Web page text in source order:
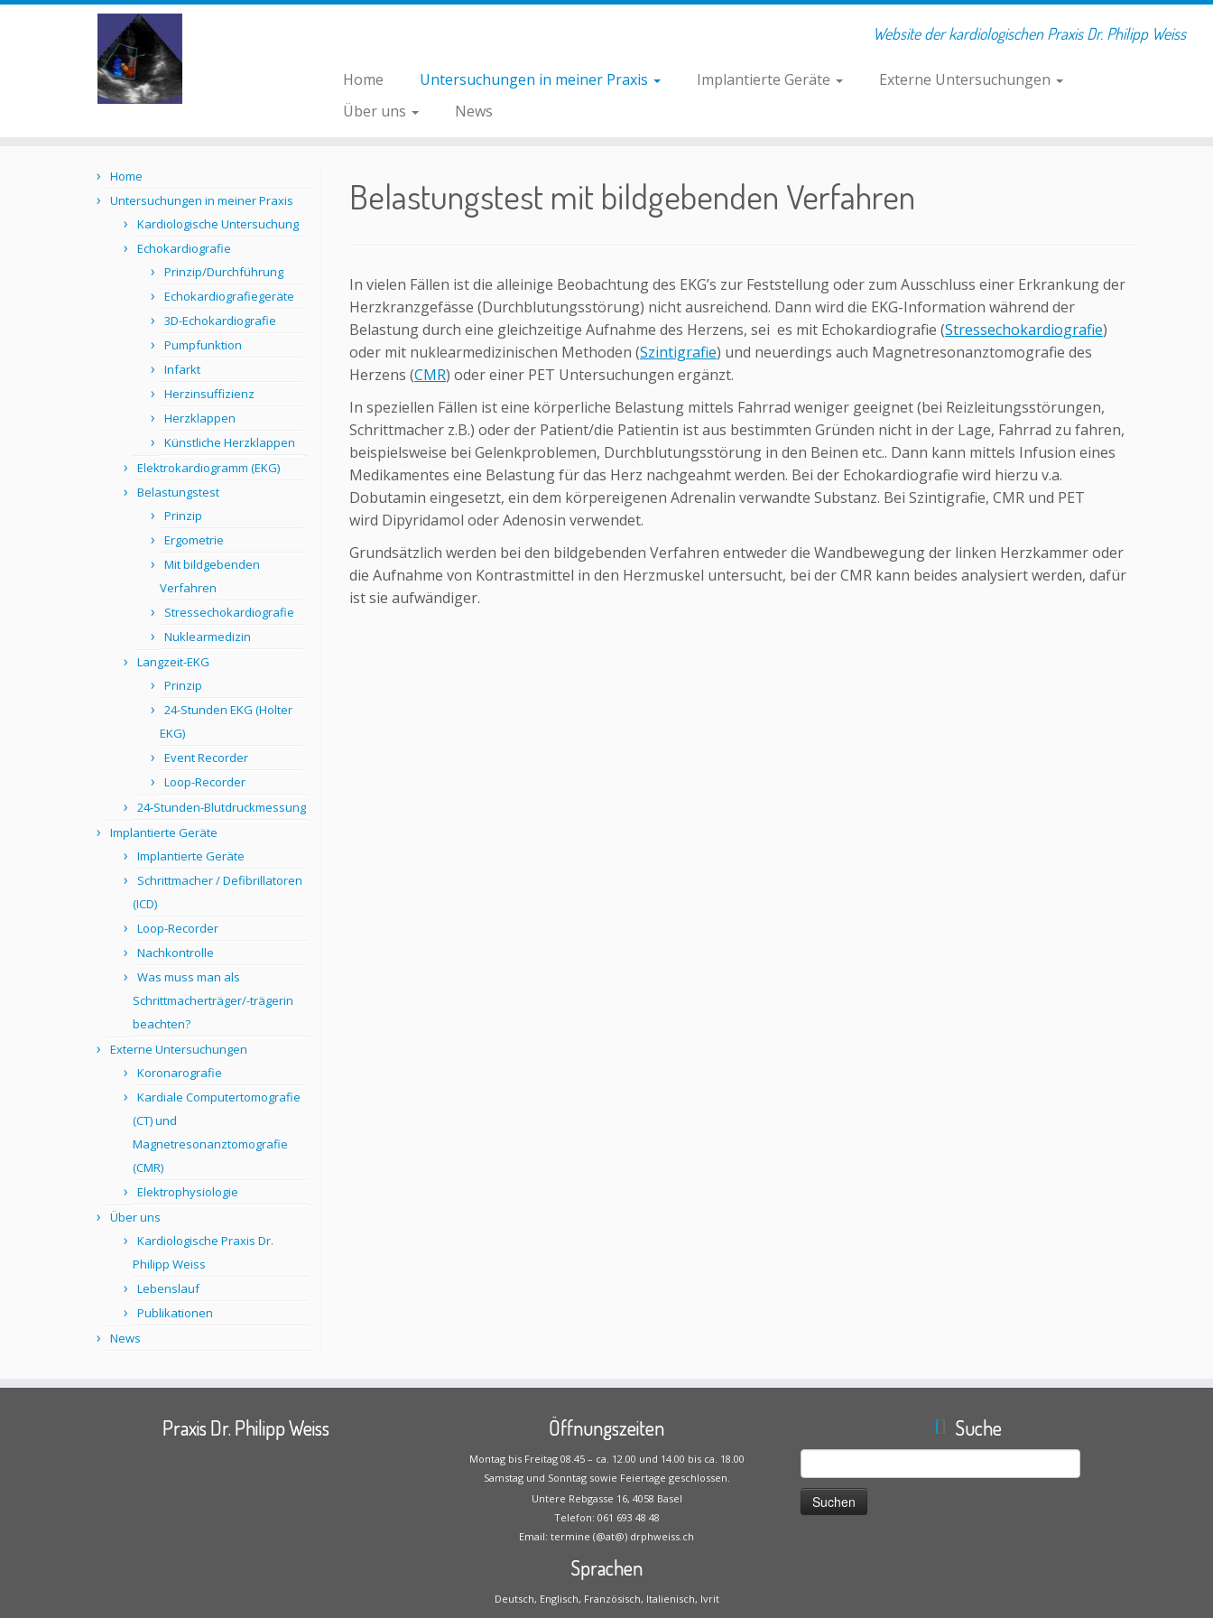
Website der kardiologischen Praxis Dr. Philipp Weiss
Home Untersuchungen in meiner Praxis Implantierte Geräte
Externe Untersuchungen
Über uns
News
Home
Untersuchungen in meiner Praxis
Kardiologische Untersuchung
Echokardiografie
Prinzip/Durchführung
Echokardiografiegeräte
3D-Echokardiografie
Pumpfunktion
Infarkt
Herzinsuffizienz
Herzklappen
Künstliche Herzklappen
Elektrokardiogramm (EKG)
Belastungstest
Prinzip
Ergometrie
Mit bildgebenden
Verfahren
Stressechokardiografie
Nuklearmedizin
Langzeit-EKG
Prinzip
24-Stunden EKG (Holter
EKG)
Event Recorder
Loop-Recorder
24-Stunden-Blutdruckmessung
Implantierte Geräte
Implantierte Geräte
Schrittmacher / Defibrillatoren
(ICD)
Loop-Recorder
Nachkontrolle
Was muss man als
Schrittmacherträger/-trägerin
beachten?
Externe Untersuchungen
Koronarografie
Kardiale Computertomografie
(CT) und
Magnetresonanztomografie
(CMR)
Elektrophysiologie
Über uns
Kardiologische Praxis Dr.
Philipp Weiss
Lebenslauf
Publikationen
News
Belastungstest mit bildgebenden Verfahren
In vielen Fällen ist die alleinige Beobachtung des EKG’s zur Feststellung oder zum Ausschluss einer Erkrankung der
Herzkranzgefässe (Durchblutungsstörung) nicht ausreichend. Dann wird die EKG-Information während der
Belastung durch eine gleichzeitige Aufnahme des Herzens, sei es mit Echokardiografie (Stressechokardiografie)
oder mit nuklearmedizinischen Methoden (Szintigrafie) und neuerdings auch Magnetresonanztomografie des
Herzens (CMR) oder einer PET Untersuchungen ergänzt.
In speziellen Fällen ist eine körperliche Belastung mittels Fahrrad weniger geeignet (bei Reizleitungsstörungen,
Schrittmacher z.B.) oder der Patient/die Patientin ist aus bestimmten Gründen nicht in der Lage, Fahrrad zu fahren,
beispielsweise bei Gelenkproblemen, Durchblutungsstörung in den Beinen etc.. Dann kann mittels Infusion eines
Medikamentes eine Belastung für das Herz nachgeahmt werden. Bei der Echokardiografie wird hierzu v.a.
Dobutamin eingesetzt, ein dem körpereigenen Adrenalin verwandte Substanz. Bei Szintigrafie, CMR und PET
wird Dipyridamol oder Adenosin verwendet.
Grundsätzlich werden bei den bildgebenden Verfahren entweder die Wandbewegung der linken Herzkammer oder
die Aufnahme von Kontrastmittel in den Herzmuskel untersucht, bei der CMR kann beides analysiert werden, dafür
ist sie aufwändiger.
Praxis Dr. Philipp Weiss Öffnungszeiten
Montag bis Freitag 08.45 – ca. 12.00 und 14.00 bis ca. 18.00
Samstag und Sonntag sowie Feiertage geschlossen.
Untere Rebgasse 16, 4058 Basel
Telefon: 061 693 48 48
Email: termine (@at@) drphweiss.ch
Sprachen
Deutsch, Englisch, Französisch, Italienisch, Ivrit
Suche
Suche
nach: